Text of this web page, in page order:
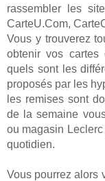
rassembler les
CarteU.Com,
Vous y trouverez
obtenir vos cartes
quels sont les
proposés par les
les remises sont
de la semaine
ou magasin
quotidien.
Vous pourrez alors